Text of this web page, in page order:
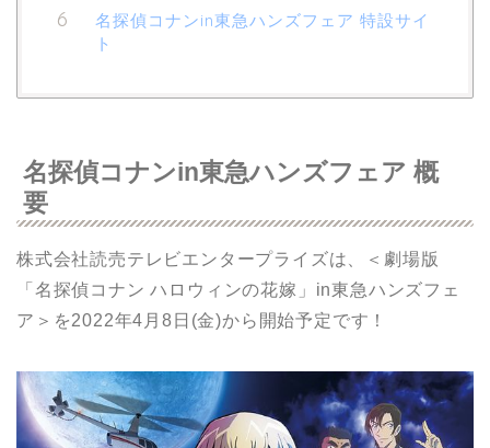
名探偵コナンin東急ハンズフェア 特設サイ
ト
名探偵コナンin東急ハンズフェア 概
要
株式会社読売テレビエンタープライズは、＜劇場版
「名探偵コナン ハロウィンの花嫁」in東急ハンズフェ
ア＞を2022年4月8日(金)から開始予定です！